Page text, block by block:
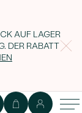
AUF LAGER
DER RABATT